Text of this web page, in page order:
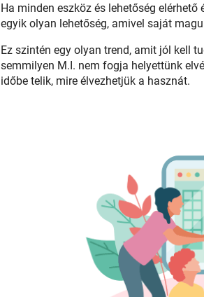
Ha minden eszköz és lehetőség
egyik olyan lehetőség, amivel saját
Ez szintén egy olyan trend, amit jól kell
semmilyen M.I. nem fogja helyettünk
időbe telik, mire élvezhetjük a hasznát.